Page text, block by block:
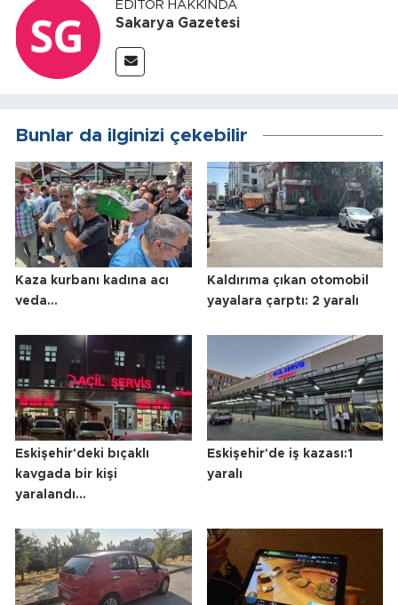
EDITÖR HAKKINDA
Sakarya Gazetesi
Bunlar da ilginizi çekebilir
Kaza kurbanı kadına acı
veda...
Kaldırıma çıkan otomobil
yayalara çarptı: 2 yaralı
Eskişehir'deki bıçaklı
kavgada bir kişi
yaralandı...
Eskişehir'de iş kazası:1
yaralı